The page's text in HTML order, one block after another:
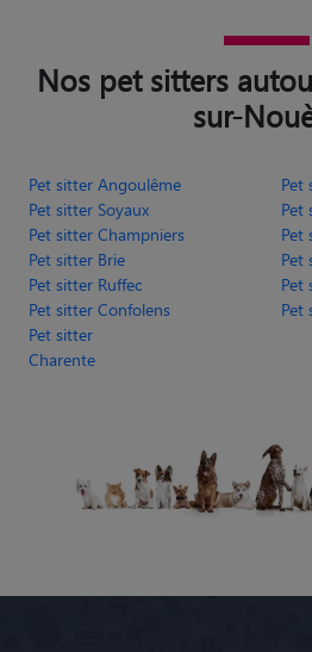
Nos pet sitters
sur-
Pet sitter Angoulême
Pet
Pet sitter Soyaux
Pet
Pet sitter Champniers
Pet sitter Brie